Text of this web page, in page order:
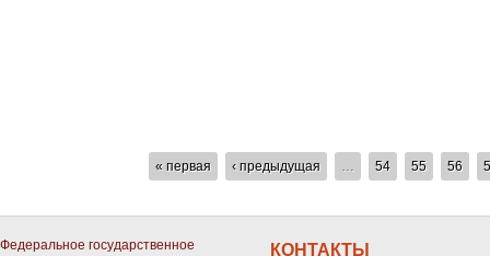
СТРАНИЦЫ« первая ‹ предыдущая … 54 55 56
Федеральное государственное
КОНТАКТЫ